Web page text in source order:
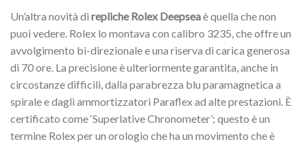
Un’altra novità di repliche Rolex Deepseaè quella che non
puoi vedere. Rolex lo montava con calibro 3235, che offre un
avvolgimento bi-direzionale e una riserva di carica generosa
di 70 ore. La precisione è ulteriormente garantita, anche in
circostanze difficili, dalla parabrezza blu paramagnetica a
spirale e dagli ammortizzatori Paraflex ad alte prestazioni. È
certificato come ‘Superlative Chronometer’; questo è un
termine Rolex per un orologio che ha un movimento che è